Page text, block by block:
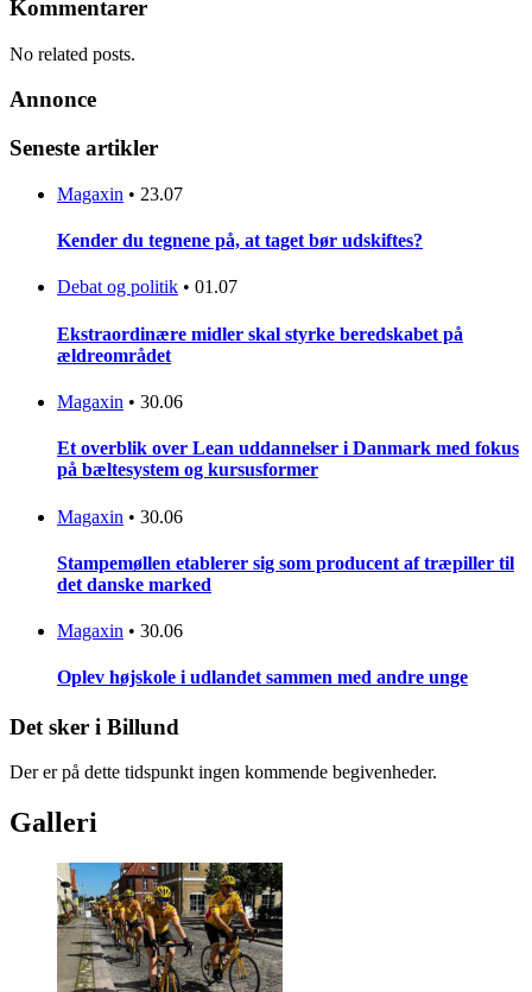
Kommentarer
No related posts.
Annonce
Seneste artikler
Magaxin • 23.07
Kender du tegnene på, at taget bør udskiftes?
Debat og politik • 01.07
Ekstraordinære midler skal styrke beredskabet på
ældreområdet
Magaxin • 30.06
Et overblik over Lean uddannelser i Danmark med fokus
på bæltesystem og kursusformer
Magaxin • 30.06
Stampemøllen etablerer sig som producent af træpiller til
det danske marked
Magaxin • 30.06
Oplev højskole i udlandet sammen med andre unge
Det sker i Billund
Der er på dette tidspunkt ingen kommende begivenheder.
Galleri